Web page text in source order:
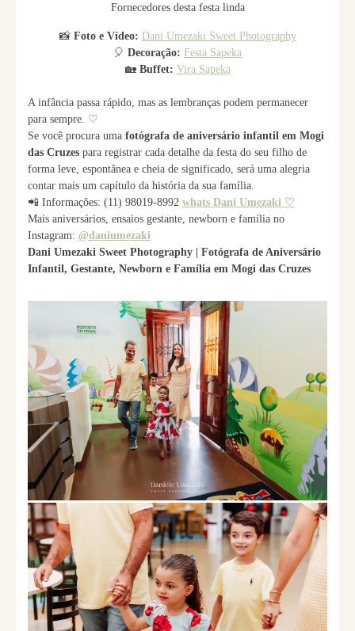
Fornecedores desta festa linda
📸 Foto e Vídeo: Dani Umezaki Sweet Photography
🎈 Decoração: Festa Sapeka
🏡 Buffet: Vira Sapeka
A infância passa rápido, mas as lembranças podem permanecer
para sempre. ♡
Se você procura uma fotógrafa de aniversário infantil em Mogi
das Cruzes para registrar cada detalhe da festa do seu filho de
forma leve, espontânea e cheia de significado, será uma alegria
contar mais um capítulo da história da sua família.
📲 Informações: (11) 98019-8992 whats Dani Umezaki ♡
Mais aniversários, ensaios gestante, newborn e família no
Instagram: @daniumezaki
Dani Umezaki Sweet Photography | Fotógrafa de Aniversário
Infantil, Gestante, Newborn e Família em Mogi das Cruzes